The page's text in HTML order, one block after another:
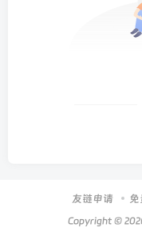
友链申请 免
Copyright ©